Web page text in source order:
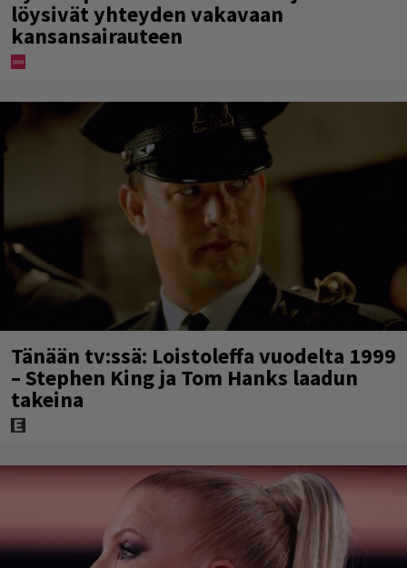
löysivät yhteyden vakavaan
kansansairauteen
Tänään tv:ssä: Loistoleffa vuodelta 1999
– Stephen King ja Tom Hanks laadun
takeina